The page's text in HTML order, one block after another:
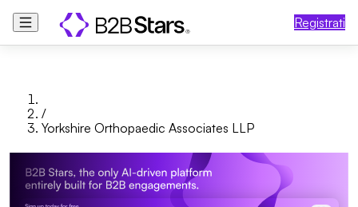
Registrati
/
Yorkshire Orthopaedic Associates LLP